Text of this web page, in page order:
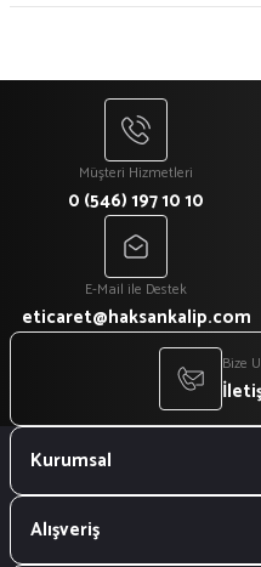
Müşteri Hizmetleri
0 (546) 197 10 10
E-Mail ile Destek
eticaret@haksankalip.com
Bize
Kurumsal
Alışveriş